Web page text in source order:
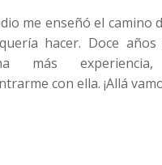
me enseñó el camino
hacer. Doce años
más
con ella. ¡Allá